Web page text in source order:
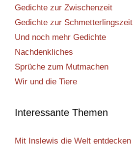
Gedichte zur Zwischenzeit
Gedichte zur Schmetterlingszeit
Und noch mehr Gedichte
Nachdenkliches
Sprüche zum Mutmachen
Wir und die Tiere
Interessante Themen
Mit Inslewis die Welt entdecken